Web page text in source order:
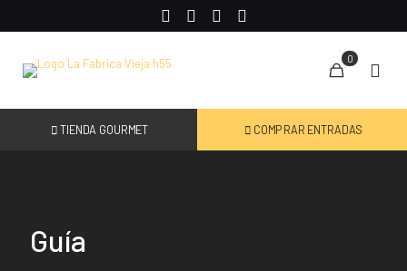
0
TIENDA GOURMET COMPRAR ENTRADAS
Guía